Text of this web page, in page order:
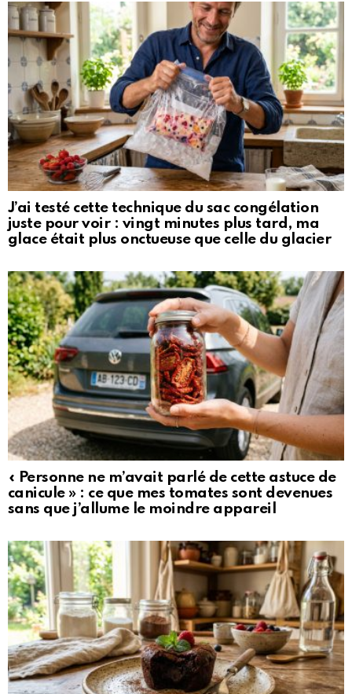
J’ai testé cette technique du sac congélation
juste pour voir : vingt minutes plus tard, ma
glace était plus onctueuse que celle du glacier
« Personne ne m’avait parlé de cette astuce de
canicule » : ce que mes tomates sont devenues
sans que j’allume le moindre appareil